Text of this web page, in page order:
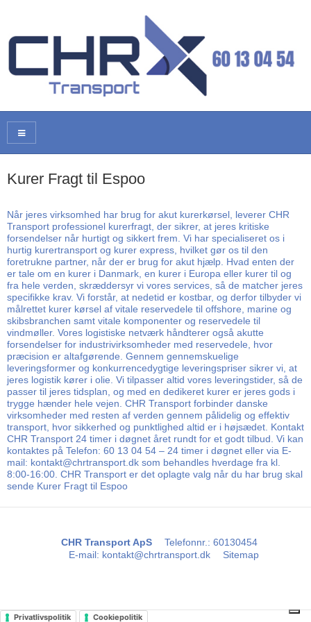
Kurer Fragt til Espoo
Når jeres virksomhed har brug for akut kurerkørsel, leverer CHR
Transport professionel kurerfragt, der sikrer, at jeres kritiske
forsendelser når hurtigt og sikkert frem. Vi har specialiseret os i
hurtig kurertransport og kurer express, hvilket gør os til den
foretrukne partner, når der er brug for akut hjælp. Hvad enten der
er tale om en kurer i Danmark, en kurer i Europa eller kurer til og
fra hele verden, skræddersyr vi vores services, så de matcher jeres
specifikke krav. Vi forstår, at nedetid er kostbar, og derfor tilbyder vi
målrettet kurer kørsel af vitale reservedele til offshore, marine og
skibsbranchen samt vitale komponenter og reservedele til
vindmøller. Vores logistiske netværk håndterer også akutte
forsendelser for industrivirksomheder med reservedele, hvor
præcision er altafgørende. Gennem gennemskuelige
leveringsformer og konkurrencedygtige leveringspriser sikrer vi, at
jeres logistik kører i olie. Vi tilpasser altid vores leveringstider, så de
passer til jeres tidsplan, og med en dedikeret kurer er jeres gods i
trygge hænder hele vejen. CHR Transport forbinder danske
virksomheder med resten af verden gennem pålidelig og effektiv
transport, hvor sikkerhed og punktlighed altid er i højsædet. Kontakt
CHR Transport 24 timer i døgnet året rundt for et godt tilbud. Vi kan
kontaktes på Telefon: 60 13 04 54 – 24 timer i døgnet eller via E-
mail: kontakt@chrtransport.dk som behandles hverdage fra kl.
8:00-16:00. CHR Transport er det oplagte valg når du har brug skal
sende Kurer Fragt til Espoo
CHR Transport ApS Telefonnr.: 60130454
E-mail: kontakt@chrtransport.dk Sitemap
Privatlivspolitik Cookiepolitik